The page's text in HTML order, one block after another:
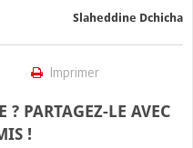
Slaheddine Dchicha
Imprimer
? PARTAGEZ-LE AVEC
!